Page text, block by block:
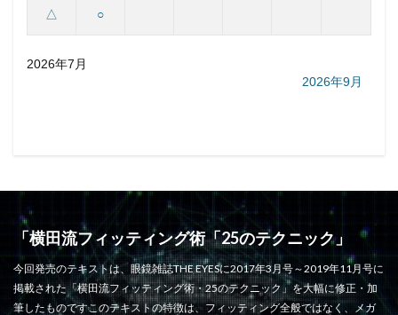
△ ○
2026年7月
2026年9月
「横田流フィッティング術「25のテクニック」
今回発売のテキストは、眼鏡雑誌THE EYESに2017年3月号～2019年11月号に
掲載された「横田流フィッティング術・25のテクニック」を大幅に修正・加
筆したものですこのテキストの特徴は、フィッティング全般ではなく、メガ